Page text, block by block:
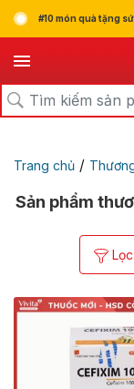
#10 món quà tặng
Trang chủ /
Sản phẩm